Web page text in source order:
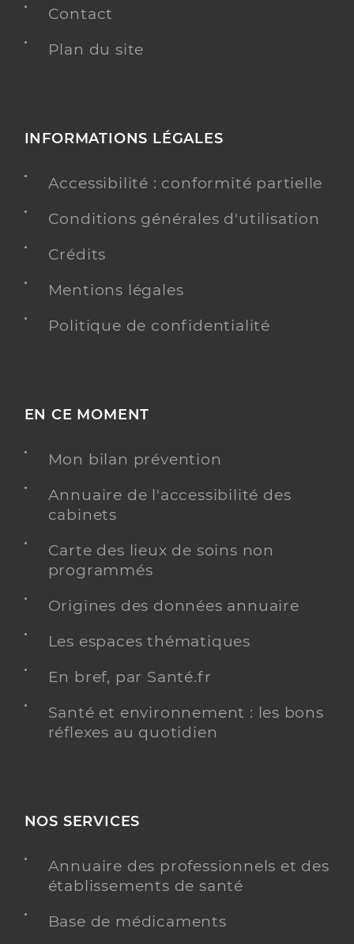
Contact
Plan du site
INFORMATIONS LÉGALES
Accessibilité : conformité partielle
Conditions générales d'utilisation
Crédits
Mentions légales
Politique de confidentialité
EN CE MOMENT
Mon bilan prévention
Annuaire de l'accessibilité des
cabinets
Carte des lieux de soins non
programmés
Origines des données annuaire
Les espaces thématiques
En bref, par Santé.fr
Santé et environnement : les bons
réflexes au quotidien
NOS SERVICES
Annuaire des professionnels et des
établissements de santé
Base de médicaments